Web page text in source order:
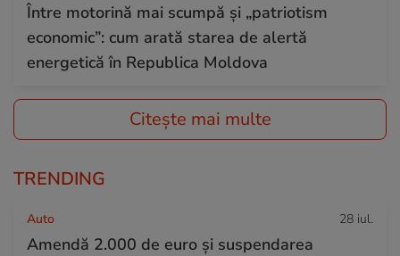
Între motorină mai scumpă și „patriotism
economic”: cum arată starea de alertă
energetică în Republica Moldova
Citește mai multe
TRENDING
Auto 28 iul.
Amendă 2.000 de euro și suspendarea